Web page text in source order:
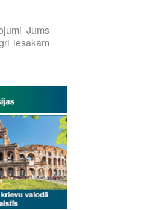
Jums
iesakām